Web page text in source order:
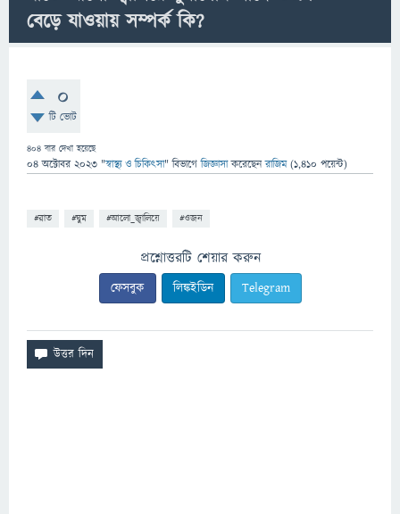
বেড়ে যাওয়ায় সম্পর্ক কি?
0
টি ভোট
404 বার দেখা হয়েছে
04 অক্টোবর 2023 "স্বাস্থ্য ও চিকিৎসা" বিভাগে জিজ্ঞাসাকরেছেনরাজিম (1,410 পয়েন্ট)
#রাত #ঘুম #আলো_জ্বালিয়ে #ওজন
প্রশ্নোত্তরটি শেয়ার করুন
ফেসবুক লিঙ্কইডিন Telegram